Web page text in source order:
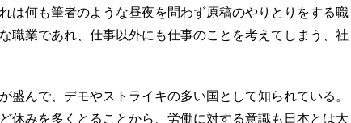
は何も筆者のような昼夜を問わず原稿のやりとりをする職
職業であれ、仕事以外にも仕事のことを考えてしまう、社
んで、デモやストライキの多い国として知られている。
休みを多くとることから、労働に対する意識も日本とは大